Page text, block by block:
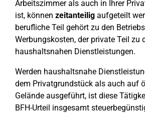
Arbeitszimmer als auch in Ihrer
ist, können zeitanteilig aufgeteilt
berufliche Teil gehört zu den
Werbungskosten, der private Teil zu
haushaltsnahen Dienstleistungen.
Werden haushaltsnahe
dem Privatgrundstück als auch auf
Gelände ausgeführt, ist diese
BFH-Urteil insgesamt